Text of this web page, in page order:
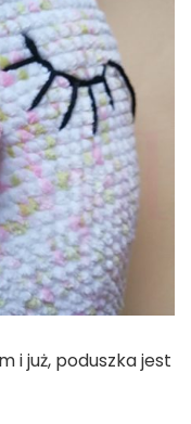
i już, poduszka jest